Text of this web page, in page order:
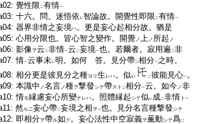
覺性限 二有情一
十六。問。迷悟依 レ智論故。開覺性即限 二有情一
器界非情之妄境ハ。更是妄心起相分故。猶是
心用分限也。皆心智之變作。開覺ノ上ノ 所起 ノ
影像ヲ云 二非情一云 二妄境一也。若爾者。寂用遍 二非
情一云事未レ明。如何 答。見分帶二相分一之時。
相分更是彼見分之種ヨリ 生 レハ。似レ 二彼能見心一。
本識中 ノ名言ノ種ヲ撃發 シテ帶スト 二相分一云。如今ノ非
情モ縁慮妄心所變ナレハ。照體縁起 シテ似レ成二非情 ト 一
然ルニ妄心帶二妄境之相 ヲ一也。見分名言種撃發 シテ
即相分ヲ帶ル如 ク 。妄心法性中空寂義ヲ薫動シテ爲二